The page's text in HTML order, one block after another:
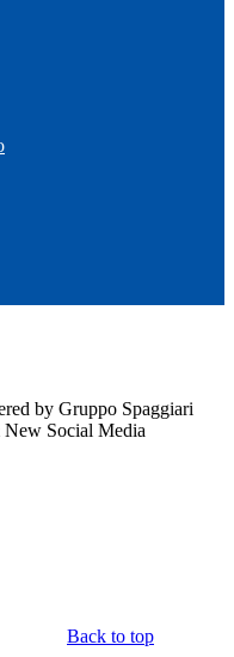
by Gruppo Spaggiari
Social Media
Back to top